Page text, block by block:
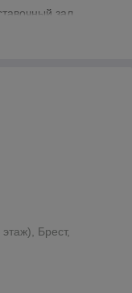
зал,
скидки,
только
поставщиком
оборудования,
на
для связи с
для связи по
их прав.
Брест,